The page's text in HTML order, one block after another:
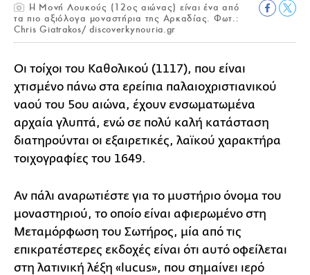
H Μονή Λουκούς (12ος αιώνας) είναι ένα από
τα πιο αξιόλογα μοναστήρια της Αρκαδίας. Φωτ.:
Chris Giatrakos/ discoverkynouria.gr
Οι τοίχοι του Καθολικού (1117), που είναι
χτισμένο πάνω στα ερείπια παλαιοχριστιανικού
ναού του 5ου αιώνα, έχουν ενσωματωμένα
αρχαία γλυπτά, ενώ σε πολύ καλή κατάσταση
διατηρούνται οι εξαιρετικές, λαϊκού χαρακτήρα
τοιχογραφίες του 1649.
Αν πάλι αναρωτιέστε για το μυστήριο όνομα του
μοναστηριού, το οποίο είναι αφιερωμένο στη
Μεταμόρφωση του Σωτήρος, μία από τις
επικρατέστερες εκδοχές είναι ότι αυτό οφείλεται
στη λατινική λέξη «lucus», που σημαίνει ιερό